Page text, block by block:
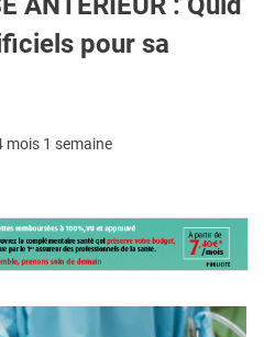
pour sa
mois 1 semaine